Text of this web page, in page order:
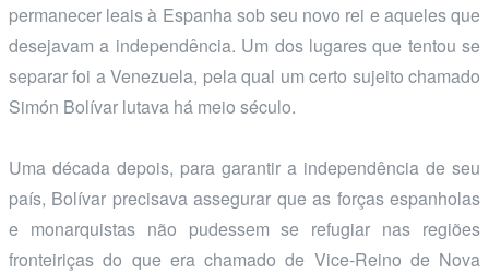
permanecer leais à Espanha sob seu novo rei e aqueles que
desejavam a independência. Um dos lugares que tentou se
separar foi a Venezuela, pela qual um certo sujeito chamado
Simón Bolívar lutava há meio século.
Uma década depois, para garantir a independência de seu
país, Bolívar precisava assegurar que as forças espanholas
e monarquistas não pudessem se refugiar nas regiões
fronteiriças do que era chamado de Vice-Reino de Nova